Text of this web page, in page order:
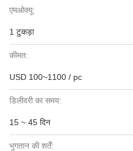
एमओक्यू:
1 टुकड़ा
कीमत:
USD 100~1100 / pc
डिलीवरी का समय:
15 ~ 45 दिन
भुगतान की शर्तें: